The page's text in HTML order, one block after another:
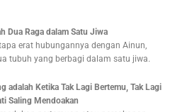
Dua Raga dalam Satu Jiwa
erat hubungannya dengan Ainun,
tubuh yang berbagi dalam satu jiwa.
adalah Ketika Tak Lagi Bertemu, Tak Lagi
Saling Mendoakan